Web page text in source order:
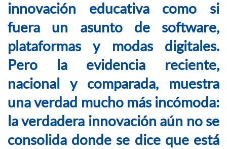
innovación educativa como si
fuera un asunto de software,
plataformas y modas digitales.
Pero la evidencia reciente,
nacional y comparada, muestra
una verdad mucho más incómoda:
la verdadera innovación aún no se
consolida donde se dice que está